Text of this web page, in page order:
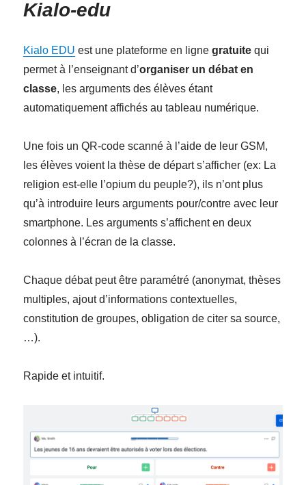
Kialo-edu
Kialo EDU est une plateforme en lignegratuite qui
permet à l’enseignant d’organiser un débat en
classe, les arguments des élèves étant
automatiquement affichés au tableau numérique.
Une fois un QR-code scanné à l’aide de leur GSM,
les élèves voient la thèse de départ s’afficher (ex: La
religion est-elle l’opium du peuple?), ils n’ont plus
qu’à introduire leurs arguments pour/contre avec leur
smartphone. Les arguments s’affichent en deux
colonnes à l’écran de la classe.
Chaque débat peut être paramétré (anonymat, thèses
multiples, ajout d’informations contextuelles,
constitution de groupes, obligation de citer sa source,
…).
Rapide et intuitif.